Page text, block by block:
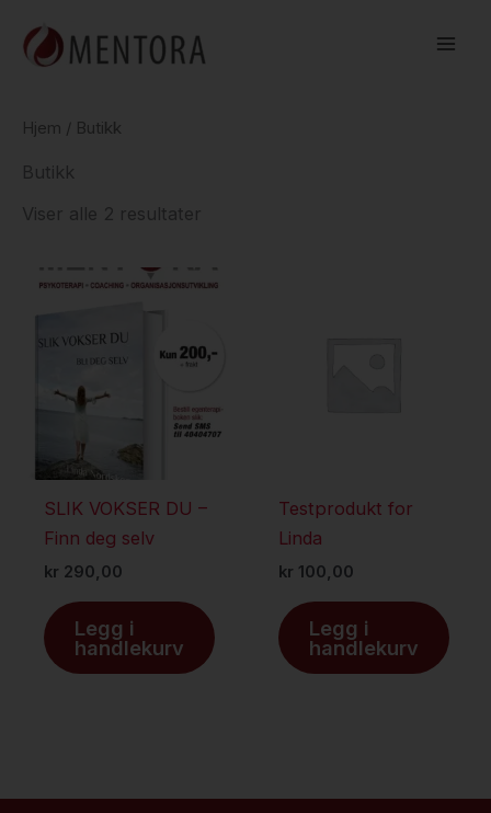
rett
Hjem / Butikk
Butikk
Viser alle 2 resultater
SLIK VOKSER DU –
Finn deg selv
kr 290,00
Legg i
handlekurv
Testprodukt for
Linda
kr 100,00
Legg i
handlekurv